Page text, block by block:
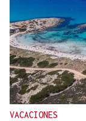
VACACIONES